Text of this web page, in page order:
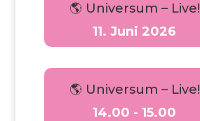
🌎 Universum – Live!
11. Juni 2026
🌎 Universum – Live!
14.00 - 15.00